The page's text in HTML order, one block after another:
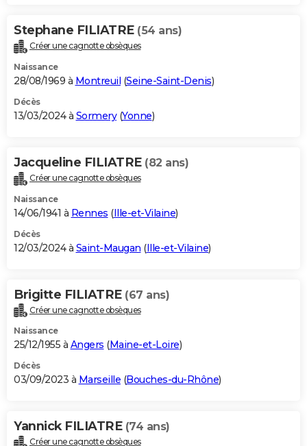
Stephane FILIATRE (54 ans)
Créer une cagnotte obsèques
Naissance
28/08/1969 à Montreuil (Seine-Saint-Denis)
Décès
13/03/2024 à Sormery(Yonne)
Jacqueline FILIATRE (82 ans)
Créer une cagnotte obsèques
Naissance
14/06/1941 à Rennes (Ille-et-Vilaine)
Décès
12/03/2024 à Saint-Maugan (Ille-et-Vilaine)
Brigitte FILIATRE (67 ans)
Créer une cagnotte obsèques
Naissance
25/12/1955 à Angers (Maine-et-Loire)
Décès
03/09/2023 à Marseille (Bouches-du-Rhône)
Yannick FILIATRE (74 ans)
Créer une cagnotte obsèques